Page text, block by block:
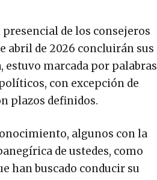
de los consejeros
abril de 2026 concluirán sus
estuvo marcada por palabras
con excepción de
plazos definidos.
algunos con la
de ustedes, como
han buscado conducir su